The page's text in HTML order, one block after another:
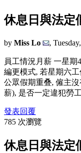
休息日與法定
by Miss Lo ,
員工情況月薪 一星期
編更模式, 若星期六
公眾假期重叠, 僱主
薪), 是否一定違犯勞
發表回覆
785 次瀏覽
休息日與法定